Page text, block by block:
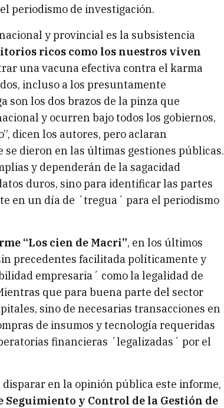
periodismo de investigación.
y provincial es la subsistencia
ricos como los nuestros viven
una vacuna efectiva contra el karma
incluso a los presuntamente
son los dos brazos de la pinza que
y ocurren bajo todos los gobiernos,
dicen los autores, pero aclaran
dieron en las últimas gestiones públicas.
y dependerán de la sagacidad
duros, sino para identificar las partes
en un día de ´tregua´ para el periodismo
“Los cien de Macri”, en los últimos
precedentes facilitada políticamente y
empresaria´ como la legalidad de
que para buena parte del sector
sino de necesarias transacciones en
de insumos y tecnología requeridas
financieras ´legalizadas´ por el
en la opinión pública este informe,
y Control de la Gestión de